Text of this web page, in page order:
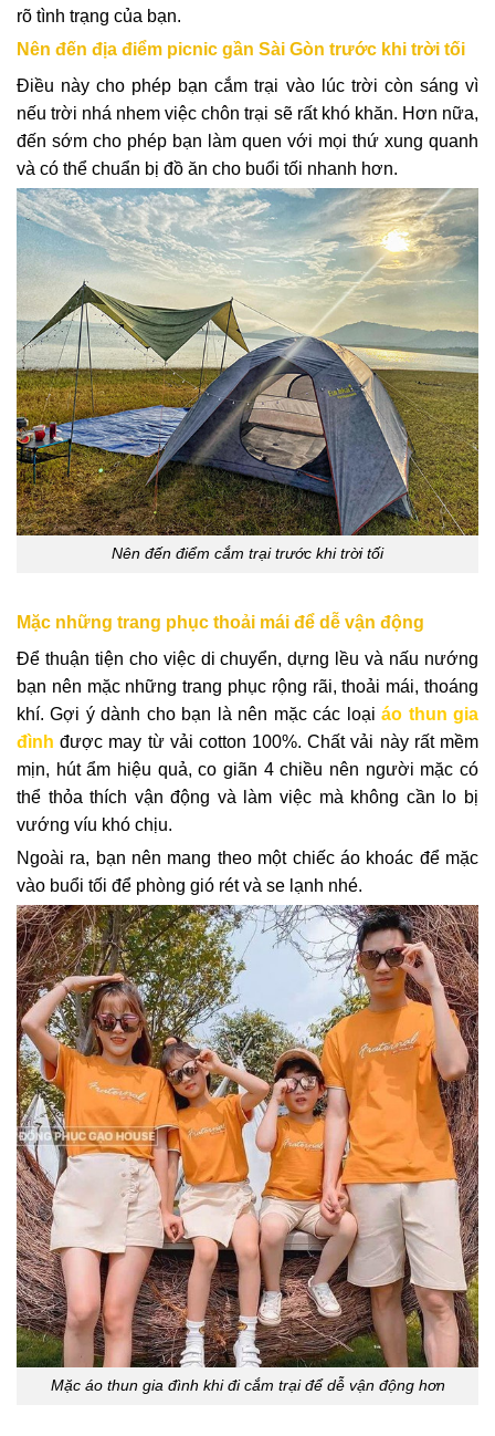
rõ tình trạng của bạn.
Nên đến địa điểm picnic gần Sài Gòn trước khi trời tối
Điều này cho phép bạn cắm trại vào lúc trời còn sáng vì
nếu trời nhá nhem việc chôn trại sẽ rất khó khăn. Hơn nữa,
đến sớm cho phép bạn làm quen với mọi thứ xung quanh
và có thể chuẩn bị đồ ăn cho buổi tối nhanh hơn.
Nên đến điểm cắm trại trước khi trời tối
Mặc những trang phục thoải mái để dễ vận động
Để thuận tiện cho việc di chuyển, dựng lều và nấu nướng
bạn nên mặc những trang phục rộng rãi, thoải mái, thoáng
khí. Gợi ý dành cho bạn là nên mặc các loạiáo thun gia
đình được may từ vải cotton 100%. Chất vải này rất mềm
mịn, hút ẩm hiệu quả, co giãn 4 chiều nên người mặc có
thể thỏa thích vận động và làm việc mà không cần lo bị
vướng víu khó chịu.
Ngoài ra, bạn nên mang theo một chiếc áo khoác để mặc
vào buổi tối để phòng gió rét và se lạnh nhé.
Mặc áo thun gia đình khi đi cắm trại để dễ vận động hơn